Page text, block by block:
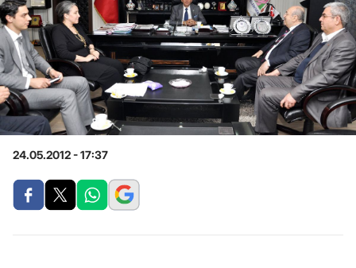
24.05.2012 - 17:37